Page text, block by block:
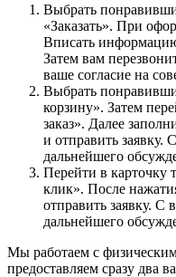
Выбрать
«Заказать». При
Вписать
Затем вам
ваше согласие на
Выбрать
корзину». Затем
заказ». Далее
и отправить заявку.
дальнейшего
Перейти в карточку
клик». После
отправить заявку. С
дальнейшего
Мы работаем с
предоставляем сразу два